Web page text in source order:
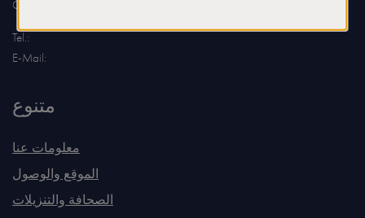
Österreich
Tel.:
E-Mail:
متنوع
معلومات عنا
الموقع والوصول
الصحافة والتنزيلات